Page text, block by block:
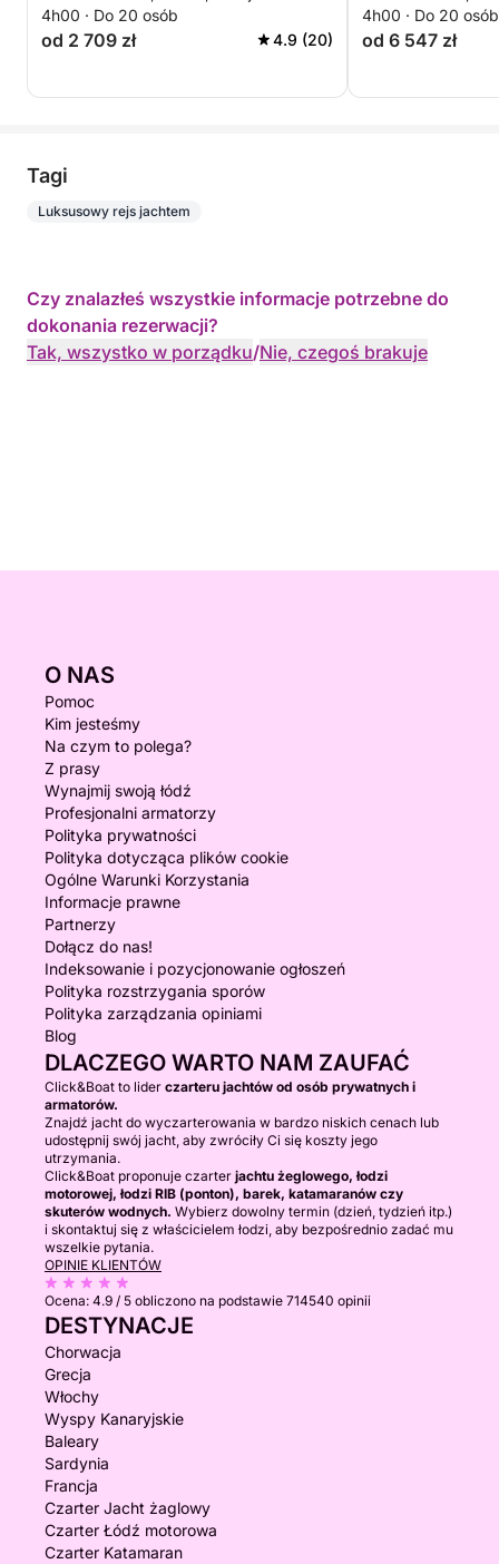
Kalami – 4-godzinna przygoda
4h00 · Do 20 osób
od 2 709 zł 4.9 (20)
4h00 · Do 20 osób
od 6 547 zł
Tagi
Luksusowy rejs jachtem
Czy znalazłeś wszystkie informacje potrzebne do
dokonania rezerwacji?
Tak, wszystko w porządku/Nie, czegoś brakuje
O NAS
Pomoc
Kim jesteśmy
Na czym to polega?
Z prasy
Wynajmij swoją łódź
Profesjonalni armatorzy
Polityka prywatności
Polityka dotycząca plików cookie
Ogólne Warunki Korzystania
Informacje prawne
Partnerzy
Dołącz do nas!
Indeksowanie i pozycjonowanie ogłoszeń
Polityka rozstrzygania sporów
Polityka zarządzania opiniami
Blog
DLACZEGO WARTO NAM ZAUFAĆ
Click&Boat to lider czarteru jachtów od osób prywatnych i
armatorów.
Znajdź jacht do wyczarterowania w bardzo niskich cenach lub
udostępnij swój jacht, aby zwróciły Ci się koszty jego
utrzymania.
Click&Boat proponuje czarter jachtu żeglowego, łodzi
motorowej, łodzi RIB (ponton), barek, katamaranów czy
skuterów wodnych. Wybierz dowolny termin (dzień, tydzień itp.)
i skontaktuj się z właścicielem łodzi, aby bezpośrednio zadać mu
wszelkie pytania.
OPINIE KLIENTÓW
Ocena: 4.9 / 5 obliczono na podstawie 714540 opinii
DESTYNACJE
Chorwacja
Grecja
Włochy
Wyspy Kanaryjskie
Baleary
Sardynia
Francja
Czarter Jacht żaglowy
Czarter Łódź motorowa
Czarter Katamaran